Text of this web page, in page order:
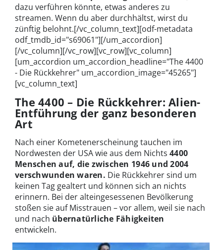
dazu verführen könnte, etwas anderes zu
streamen. Wenn du aber durchhältst, wirst du
zünftig belohnt.[/vc_column_text][odf-metadata
odf_tmdb_id="s69061"][/um_accordion]
[/vc_column][/vc_row][vc_row][vc_column]
[um_accordion um_accordion_headline="The 4400
- Die Rückkehrer" um_accordion_image="45265"]
[vc_column_text]
The 4400 – Die Rückkehrer: Alien-
Entführung der ganz besonderen
Art
Nach einer Kometenerscheinung tauchen im
Nordwesten der USA wie aus dem Nichts 4400
Menschen auf, die zwischen 1946 und 2004
verschwunden waren. Die Rückkehrer sind um
keinen Tag gealtert und können sich an nichts
erinnern. Bei der alteingesessenen Bevölkerung
stoßen sie auf Misstrauen – vor allem, weil sie nach
und nach übernatürliche Fähigkeiten
entwickeln.